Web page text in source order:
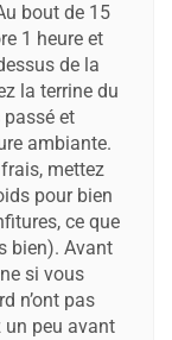
bout de 15
1 heure et
de la
la terrine du
et
ambiante.
mettez
pour bien
ce que
bien). Avant
si vous
n’ont pas
un peu avant